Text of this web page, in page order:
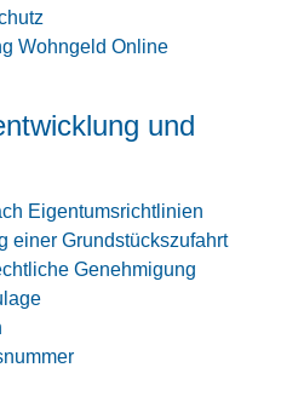
Wohngeld Online
und
Eigentumsrichtlinien
einer Grundstückszufahrt
Genehmigung